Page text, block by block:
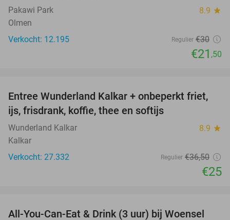
Pakawi Park 8.9 star
Olmen
Verkocht: 12.195
Regulier €30
€21 ,50
32%
Entree Wunderland Kalkar + onbeperkt friet,
ijs, frisdrank, koffie, thee en softijs
Wunderland Kalkar 8.9 star
Kalkar
Verkocht: 27.332
Regulier €36,50
€25
All-You-Can-Eat & Drink (3 uur) bij Woensel